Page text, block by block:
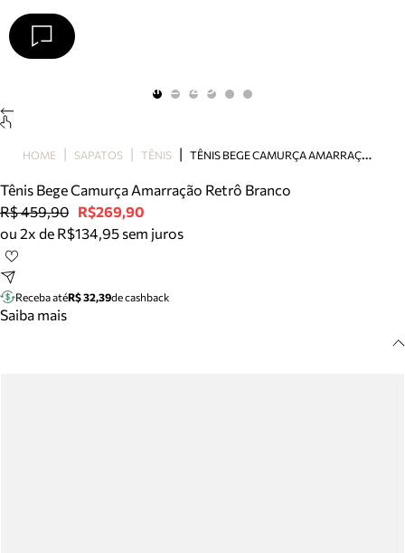
Papete
Scarpin
Mocassim
Bolsa
Tênis
Mule
Arezzo
HOME SAPATOS TÊNIS T
ÊNIS BEGE CAMURÇA AMARRAÇÃO RETRÔ BRANCO
Tênis Bege Camurça Amarração Retrô Branco
R$ 459,90 R$269,90
ou 2x de R$134,95 sem juros
Receba atéR$ 32,39de cashback
Saiba mais